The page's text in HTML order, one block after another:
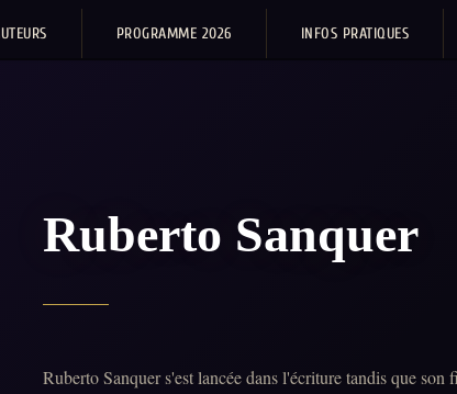
PROGRAMME 2026 INFOS PRATIQUES
Ruberto Sanquer
Ruberto Sanquer s'est lancée dans l'écriture tandis que son